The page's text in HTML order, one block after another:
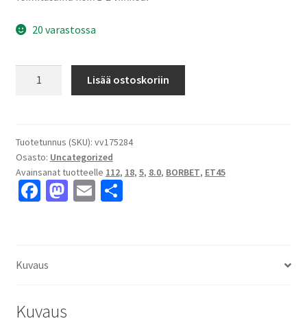
20 varastossa
matt
8.0x18"
5x112
ET45
Lisää ostoskoriin
Tuotetunnus (SKU): vv175284
Osasto: Uncategorized
Avainsanat tuotteelle 112, 18, 5, 8.0, BORBET, ET45
Fa
o
M E S
Kuvaus
Kuvaus